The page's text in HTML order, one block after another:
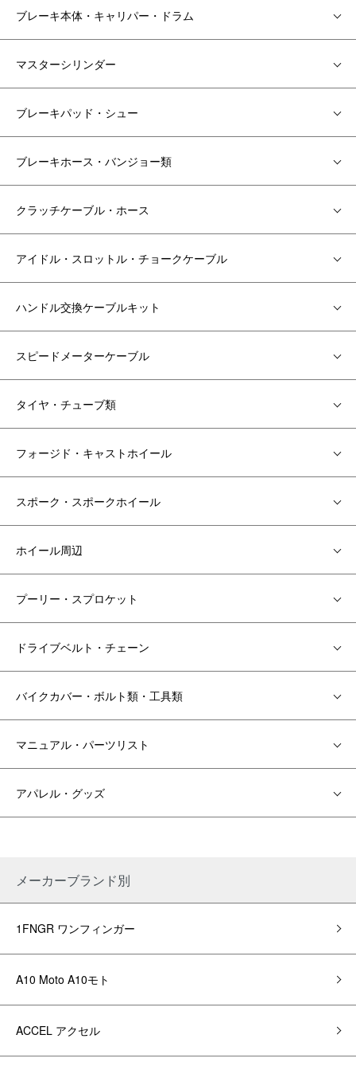
ブレーキ本体・キャリパー・ドラム
マスターシリンダー
ブレーキパッド・シュー
ブレーキホース・バンジョー類
クラッチケーブル・ホース
アイドル・スロットル・チョークケーブル
ハンドル交換ケーブルキット
スピードメーターケーブル
タイヤ・チューブ類
フォージド・キャストホイール
スポーク・スポークホイール
ホイール周辺
プーリー・スプロケット
ドライブベルト・チェーン
バイクカバー・ボルト類・工具類
マニュアル・パーツリスト
アパレル・グッズ
メーカーブランド別
1FNGR ワンフィンガー
A10 Moto A10モト
ACCEL アクセル